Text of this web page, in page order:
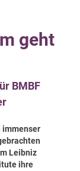
geht
BMBF
immenser
Leibniz
ihre